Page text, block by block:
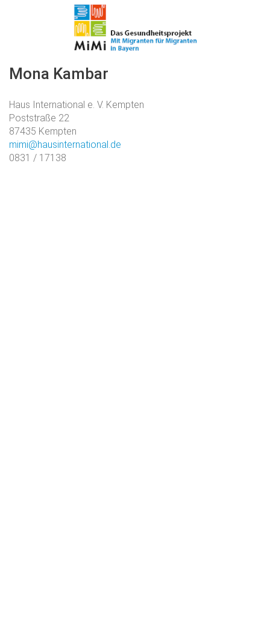
Mona Kambar
Haus International e. V. Kempten
Poststraße 22
87435 Kempten
mimi@hausinternational.de
0831 / 17138